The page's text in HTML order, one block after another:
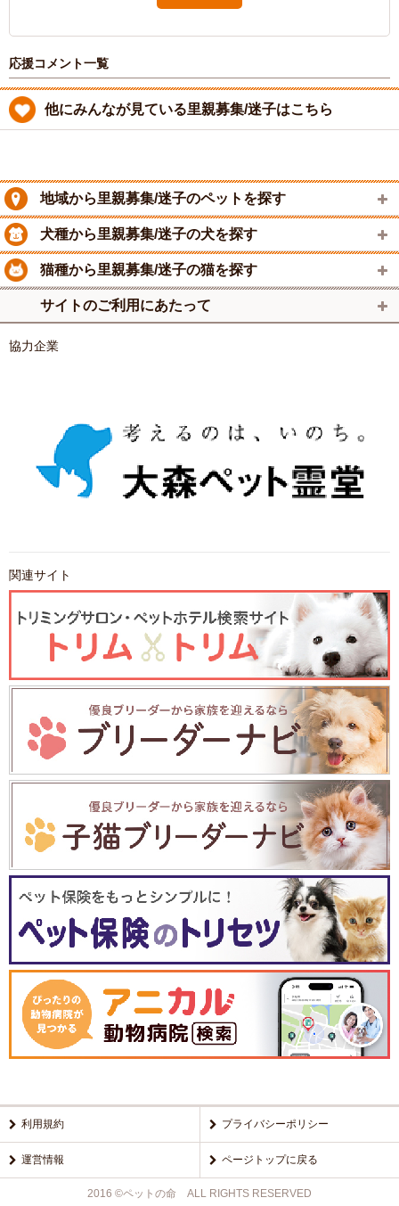
応援コメント一覧
他にみんなが見ている里親募集/迷子はこちら
地域から里親募集/迷子のペットを探す
犬種から里親募集/迷子の犬を探す
猫種から里親募集/迷子の猫を探す
サイトのご利用にあたって
協力企業
関連サイト
利用規約 プライバシーポリシー
運営情報 ページトップに戻る
2016 ©ペットの命 ALL RIGHTS RESERVED